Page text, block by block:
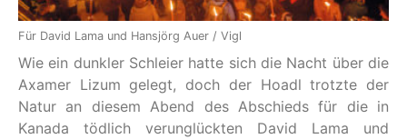
Für David Lama und Hansjörg Auer / Vigl
Wie ein dunkler Schleier hatte sich die Nacht über die
Axamer Lizum gelegt, doch der Hoadl trotzte der
Natur an diesem Abend des Abschieds für die in
Kanada tödlich verunglückten David Lama und